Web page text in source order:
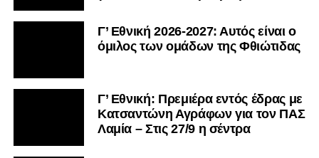
Γ’ Εθνική 2026-2027: Αυτός είναι ο
όμιλος των ομάδων της Φθιώτιδας
Γ’ Εθνική: Πρεμιέρα εντός έδρας με
Κατσαντώνη Αγράφων για τον ΠΑΣ
Λαμία – Στις 27/9 η σέντρα